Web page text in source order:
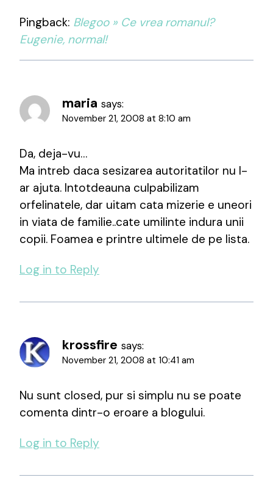
Pingback: Blegoo » Ce vrea romanul?
Eugenie, normal!
maria says:
November 21, 2008 at 8:10 am
Da, deja-vu…
Ma intreb daca sesizarea autoritatilor nu l-
ar ajuta. Intotdeauna culpabilizam
orfelinatele, dar uitam cata mizerie e uneori
in viata de familie..cate umilinte indura unii
copii. Foamea e printre ultimele de pe lista.
Log in to Reply
krossfire says:
November 21, 2008 at 10:41 am
Nu sunt closed, pur si simplu nu se poate
comenta dintr-o eroare a blogului.
Log in to Reply